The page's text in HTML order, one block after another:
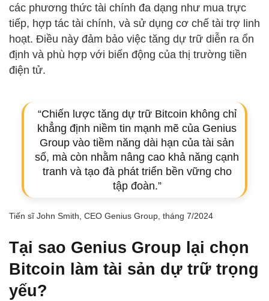
các phương thức tài chính đa dạng như mua trực
tiếp, hợp tác tài chính, và sử dụng cơ chế tài trợ linh
hoạt. Điều này đảm bảo việc tăng dự trữ diễn ra ổn
định và phù hợp với biến động của thị trường tiền
điện tử.
“Chiến lược tăng dự trữ Bitcoin không chỉ
khẳng định niềm tin mạnh mẽ của Genius
Group vào tiềm năng dài hạn của tài sản
số, mà còn nhằm nâng cao khả năng cạnh
tranh và tạo đà phát triển bền vững cho
tập đoàn.”
Tiến sĩ John Smith, CEO Genius Group, tháng 7/2024
Tại sao Genius Group lại chọn
Bitcoin làm tài sản dự trữ trọng
yếu?